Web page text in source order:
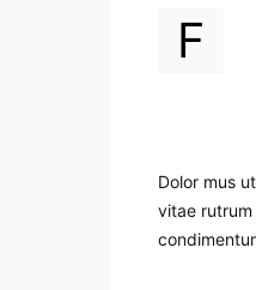
F
Dolor mus
vitae